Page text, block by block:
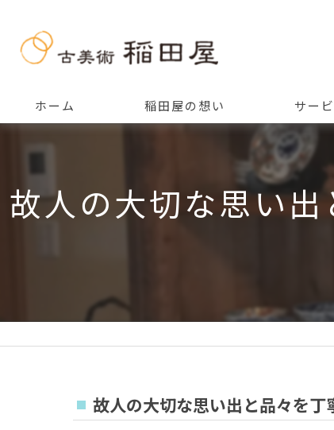
ホーム 稲田屋の想い サー
故人の大切な思い
故人の大切な思い出と品々を丁